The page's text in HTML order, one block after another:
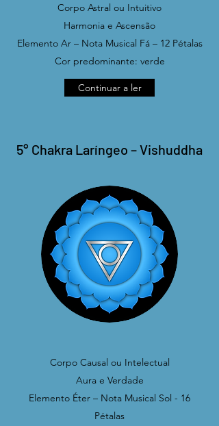
Corpo Astral ou Intuitivo
Harmonia e Ascensão
Elemento Ar – Nota Musical Fá – 12 Pétalas
Cor predominante: verde
Continuar a ler
5° Chakra Laríngeo – Vishuddha
Corpo Causal ou Intelectual
Aura e Verdade
Elemento Éter – Nota Musical Sol - 16
Pétalas